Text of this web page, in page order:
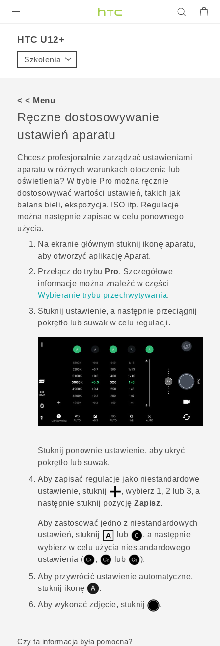
VIVE
VIVERSE
POMOC TECHNICZNA
Urządzenia i akcesoria HTC
Zaloguj się
HTC U12+‎
Szkolenia
< < Menu
Ręczne dostosowywanie
ustawień aparatu
Chcesz profesjonalnie zarządzać ustawieniami
aparatu w różnych warunkach otoczenia lub
oświetlenia? W trybie Pro można ręcznie
dostosowywać wartości ustawień, takich jak
balans bieli, ekspozycja, ISO itp. Regulacje
można następnie zapisać w celu ponownego
użycia.
Na ekranie głównym stuknij ikonę aparatu,
aby otworzyć aplikację Aparat.
Przełącz do trybu Pro. Szczegółowe
informacje można znaleźć w części
Wybieranie trybu przechwytywania.
Stuknij ustawienie, a następnie przeciągnij
pokrętło lub suwak w celu regulacji.
Stuknij ponownie ustawienie, aby ukryć
pokrętło lub suwak.
Aby zapisać regulacje jako niestandardowe
ustawienie, stuknij
, wybierz 1, 2 lub 3, a
następnie stuknij pozycję Zapisz.
Aby zastosować jedno z niestandardowych
ustawień, stuknij
lub
, a następnie
wybierz w celu użycia niestandardowego
ustawienia (
, lub ).
Aby przywrócić ustawienie automatyczne,
stuknij ikonę
.
Aby wykonać zdjęcie, stuknij
.
Czy ta informacja była pomocna?